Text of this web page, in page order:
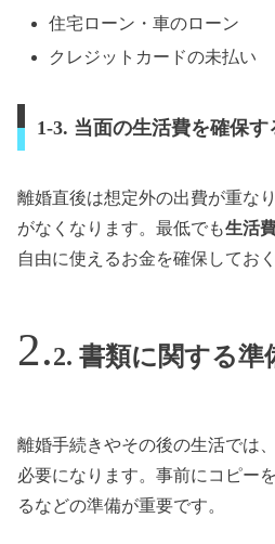
住宅ローン・車のローン
クレジットカードの未払い
1-3. 当面の生活費を確保す
離婚直後は想定外の出費が重な
がなくなります。最低でも生活
自由に使えるお金を確保してお
2. 書類に関する準
離婚手続きやその後の生活では
必要になります。事前にコピー
るなどの準備が重要です。